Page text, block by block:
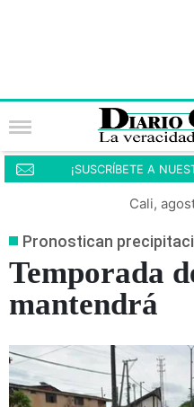
¡SUSCRÍBETE A
Cali,
Pronostican
Temporada
mantendrá